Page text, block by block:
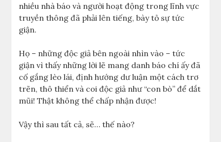
nhiều nhà báo và người hoạt động trong lĩnh vực
truyền thông đã phải lên tiếng, bày tỏ sự tức
giận.
Họ – những độc giả bên ngoài nhìn vào – tức
giận vì thấy những lời lẽ mang danh báo chí ấy đã
cố gắng lèo lái, định hướng dư luận một cách trơ
trẽn, thô thiển và coi độc giả như “con bò” để dắt
mũi! Thật không thể chấp nhận được!
Vậy thì sau tất cả, sẽ… thế nào?